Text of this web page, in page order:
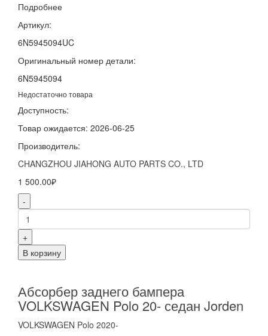
Подробнее
Артикул:
6N5945094UC
Оригинальный номер детали:
6N5945094
Недостаточно товара
Доступность:
Товар ожидается: 2026-06-25
Производитель:
CHANGZHOU JIAHONG AUTO PARTS CO., LTD
1 500.00₽
-
+
В корзину
Абсорбер заднего бампера
VOLKSWAGEN Polo 20- седан Jorden
VOLKSWAGEN Polo 2020-